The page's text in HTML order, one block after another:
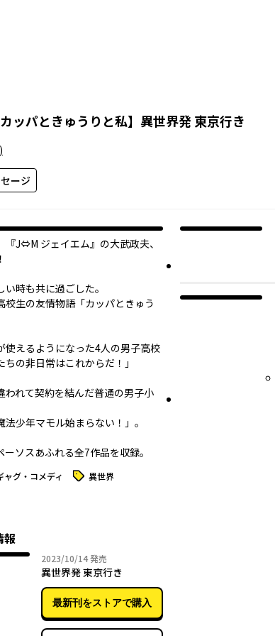
ッパときゅうりと私】 異世界発 東京行き
ージ
『J⇔M ジェイエム』の大武政夫、
時も共に過ごした。
校生の友情物語「カッパときゅう
使えるようになった4人の男子高校
ちの非日常はこれからだ！」
われて契約を結んだ普通の男子小
法少年マモル始まらない！」。
ーソスあふれる全7作品を収録。
ャグ・コメディ タグ 異世界
報
2023/10/142023年10月14日
発売
異世界発 東京行き
最新刊をストアで購入